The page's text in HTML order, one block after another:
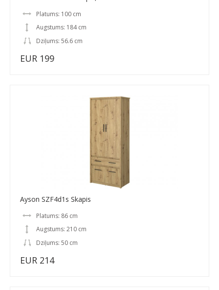
Platums: 100 cm
Augstums: 184 cm
Dziļums: 56.6 cm
EUR 199
Ayson SZF4d1s Skapis
Platums: 86 cm
Augstums: 210 cm
Dziļums: 50 cm
EUR 214